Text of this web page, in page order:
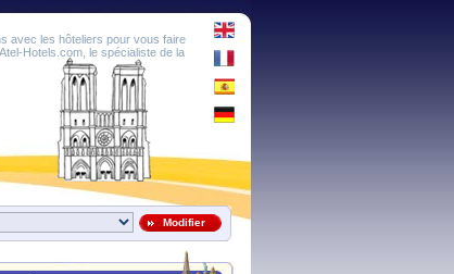
avec les hôteliers pour vous faire
Hotels.com, le spécialiste de la
Modifier